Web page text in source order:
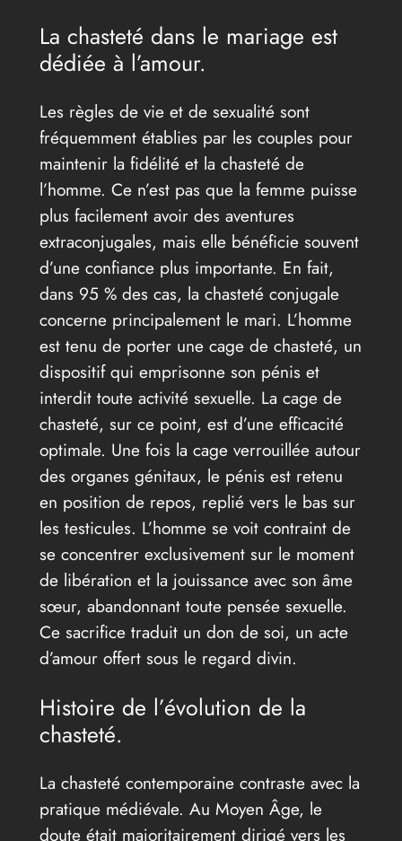
La chasteté dans le mariage est
dédiée à l’amour.
Les règles de vie et de sexualité sont
fréquemment établies par les couples pour
maintenir la fidélité et la chasteté de
l’homme. Ce n’est pas que la femme puisse
plus facilement avoir des aventures
extraconjugales, mais elle bénéficie souvent
d’une confiance plus importante. En fait,
dans 95 % des cas, la chasteté conjugale
concerne principalement le mari. L’homme
est tenu de porter une cage de chasteté, un
dispositif qui emprisonne son pénis et
interdit toute activité sexuelle. La cage de
chasteté, sur ce point, est d’une efficacité
optimale. Une fois la cage verrouillée autour
des organes génitaux, le pénis est retenu
en position de repos, replié vers le bas sur
les testicules. L’homme se voit contraint de
se concentrer exclusivement sur le moment
de libération et la jouissance avec son âme
sœur, abandonnant toute pensée sexuelle.
Ce sacrifice traduit un don de soi, un acte
d’amour offert sous le regard divin.
Histoire de l’évolution de la
chasteté.
La chasteté contemporaine contraste avec la
pratique médiévale. Au Moyen Âge, le
doute était majoritairement dirigé vers les